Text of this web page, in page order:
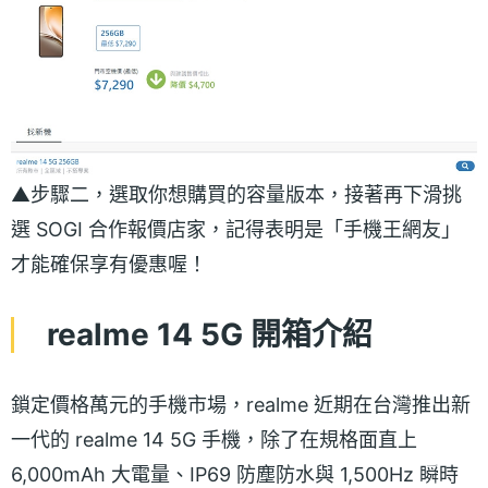
▲步驟二，選取你想購買的容量版本，接著再下滑挑
選 SOGI 合作報價店家，記得表明是「手機王網友」
才能確保享有優惠喔！
realme 14 5G 開箱介紹
鎖定價格萬元的手機市場，realme 近期在台灣推出新
一代的 realme 14 5G 手機，除了在規格面直上
6,000mAh 大電量、IP69 防塵防水與 1,500Hz 瞬時